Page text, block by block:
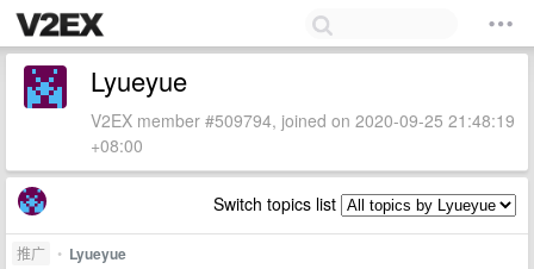
Lyueyue
V2EX member #509794, joined on 2020-09-25 21:48:19
+08:00
Switch topics list
推广 • Lyueyue